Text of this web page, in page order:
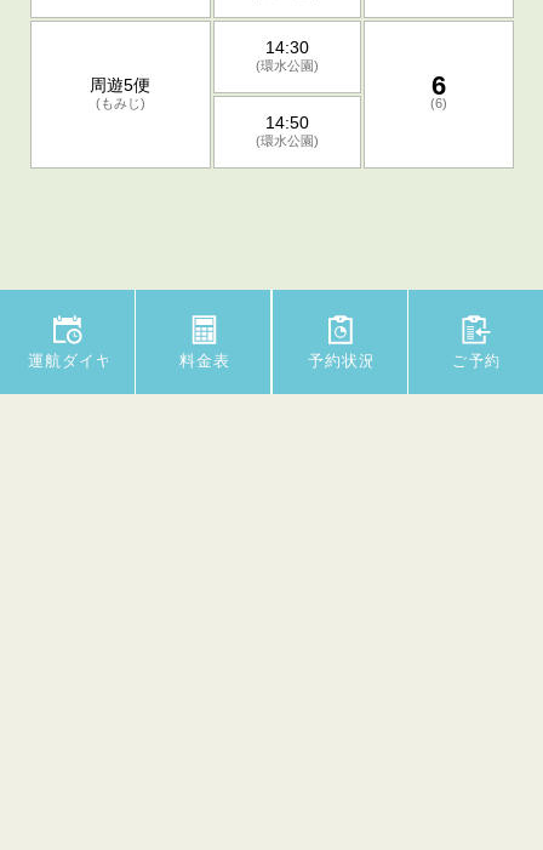
周遊5便
(もみじ)
14:30
(環水公園)
6
(6)
14:50
(環水公園)